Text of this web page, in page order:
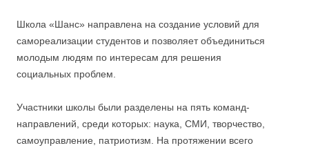
Школа «Шанс» направлена на создание условий для
самореализации студентов и позволяет объединиться
молодым людям по интересам для решения
социальных проблем.
Участники школы были разделены на пять команд-
направлений, среди которых: наука, СМИ, творчество,
самоуправление, патриотизм. На протяжении всего